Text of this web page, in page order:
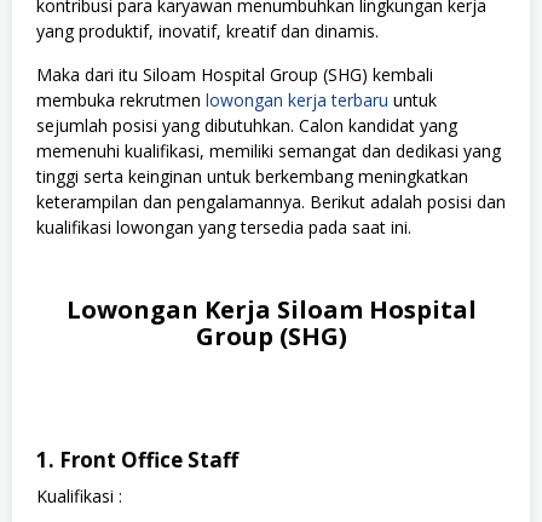
kontribusi para karyawan menumbuhkan lingkungan kerja
yang produktif, inovatif, kreatif dan dinamis.
Maka dari itu Siloam Hospital Group (SHG) kembali
membuka rekrutmen lowongan kerja terbaru untuk
sejumlah posisi yang dibutuhkan. Calon kandidat yang
memenuhi kualifikasi, memiliki semangat dan dedikasi yang
tinggi serta keinginan untuk berkembang meningkatkan
keterampilan dan pengalamannya. Berikut adalah posisi dan
kualifikasi lowongan yang tersedia pada saat ini.
Lowongan Kerja Siloam Hospital
Group (SHG)
1. Front Office Staff
Kualifikasi :